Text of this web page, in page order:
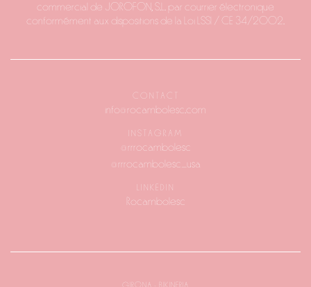
commercial de JOROFON, S.L. par courrier électronique
conformément aux dispositions de la Loi LSSI / CE 34/2002.
CONTACT
info@rocambolesc.com
INSTAGRAM
@rrrocambolesc
@rrrocambolesc_usa
LINKEDIN
Rocambolesc
GIRONA - BIKINERIA